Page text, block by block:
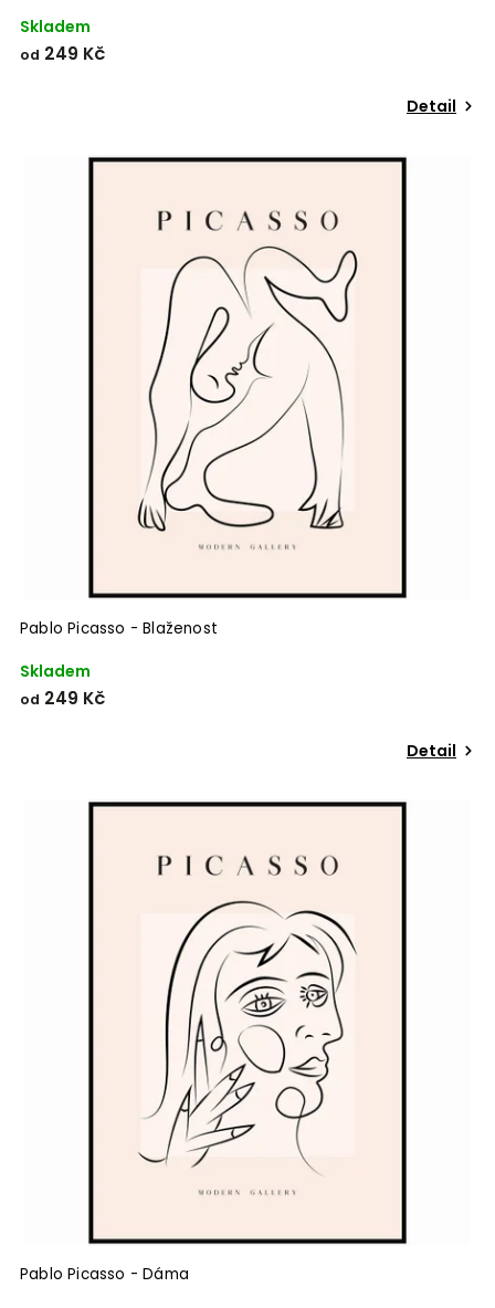
Skladem
od 249 Kč
Detail
Pablo Picasso - Blaženost
Skladem
od 249 Kč
Detail
Pablo Picasso - Dáma